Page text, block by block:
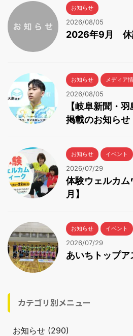
お知らせ
2026/08/05
2026年9月 休
お知らせ メディア
2026/08/05
【岐阜新聞・
掲載のお知らせ
お知らせ イベント
2026/07/29
体験ウェルカ
月】
お知らせ イベント
2026/07/29
あいちトップ
カテゴリ別メニュー
お知らせ (290)